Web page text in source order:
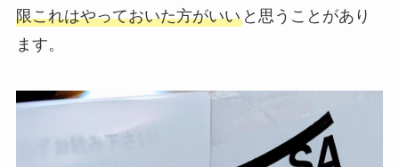
限これはやっておいた方がいいと思うことがあり
ます。